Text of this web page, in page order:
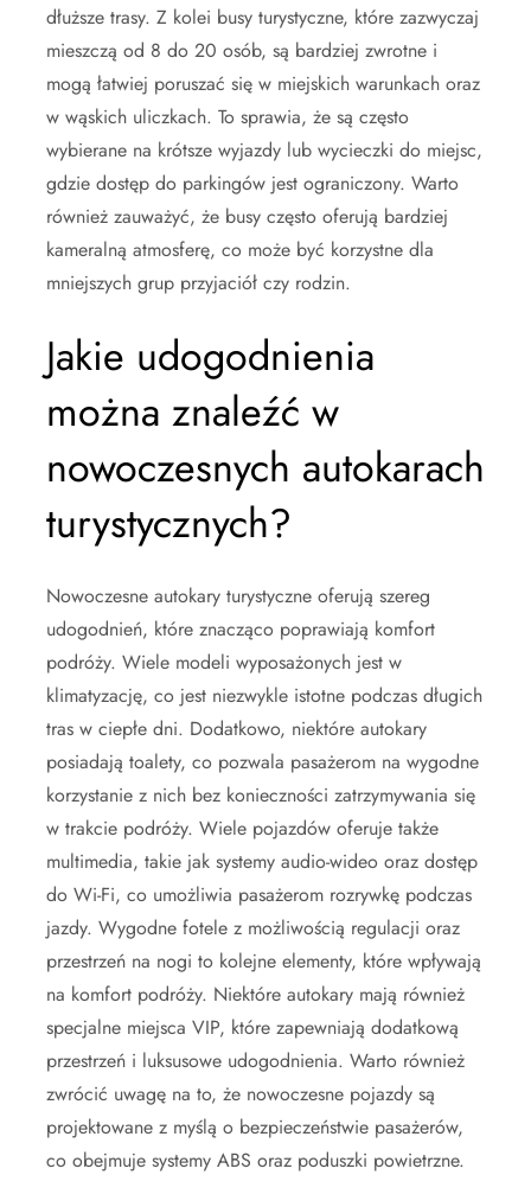
dłuższe trasy. Z kolei busy turystyczne, które zazwyczaj
mieszczą od 8 do 20 osób, są bardziej zwrotne i
mogą łatwiej poruszać się w miejskich warunkach oraz
w wąskich uliczkach. To sprawia, że są często
wybierane na krótsze wyjazdy lub wycieczki do miejsc,
gdzie dostęp do parkingów jest ograniczony. Warto
również zauważyć, że busy często oferują bardziej
kameralną atmosferę, co może być korzystne dla
mniejszych grup przyjaciół czy rodzin.
Jakie udogodnienia
można znaleźć w
nowoczesnych autokarach
turystycznych?
Nowoczesne autokary turystyczne oferują szereg
udogodnień, które znacząco poprawiają komfort
podróży. Wiele modeli wyposażonych jest w
klimatyzację, co jest niezwykle istotne podczas długich
tras w ciepłe dni. Dodatkowo, niektóre autokary
posiadają toalety, co pozwala pasażerom na wygodne
korzystanie z nich bez konieczności zatrzymywania się
w trakcie podróży. Wiele pojazdów oferuje także
multimedia, takie jak systemy audio-wideo oraz dostęp
do Wi-Fi, co umożliwia pasażerom rozrywkę podczas
jazdy. Wygodne fotele z możliwością regulacji oraz
przestrzeń na nogi to kolejne elementy, które wpływają
na komfort podróży. Niektóre autokary mają również
specjalne miejsca VIP, które zapewniają dodatkową
przestrzeń i luksusowe udogodnienia. Warto również
zwrócić uwagę na to, że nowoczesne pojazdy są
projektowane z myślą o bezpieczeństwie pasażerów,
co obejmuje systemy ABS oraz poduszki powietrzne.